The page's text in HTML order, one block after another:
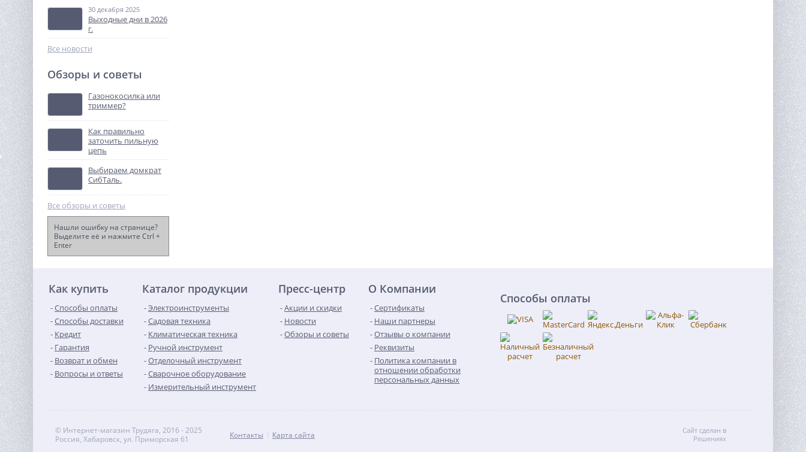
Насос фекальный
1,5
35 650
%
Компрессор ВИХРЬ
КМП-50/300АМ
30 декабря 2025
Выходные дни в 2026
г.
Все новости
Обзоры и советы
Газонокосилка или
триммер?
Как правильно
заточить пильную
цепь
Выбираем домкрат
СибТаль.
Все обзоры и советы
Нашли ошибку на странице?
Выделите её и нажмите Ctrl +
Enter
Как купить
Способы оплаты
Способы доставки
Кредит
Гарантия
Возврат и обмен
Вопросы и ответы
Каталог продукции
Электроинструменты
Садовая техника
Климатическая техника
Ручной инструмент
Отделочный инструмент
Сварочное оборудование
Измерительный инструмент
Пресс-центр
Акции и скидки
Новости
Обзоры и советы
О Компании
Сертификаты
Наши партнеры
Отзывы о компании
Реквизиты
Политика компании в
отношении обработки
персональных данных
Способы оплаты
© Интернет-магазин Трудяга, 2016 - 2025
Россия, Хабаровск, ул. Приморская 61
Контакты Карта сайта
Сайт сделан в
Решениях